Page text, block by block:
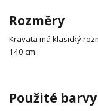
Rozměry
Kravata má klasický
140 cm.
Použité barvy